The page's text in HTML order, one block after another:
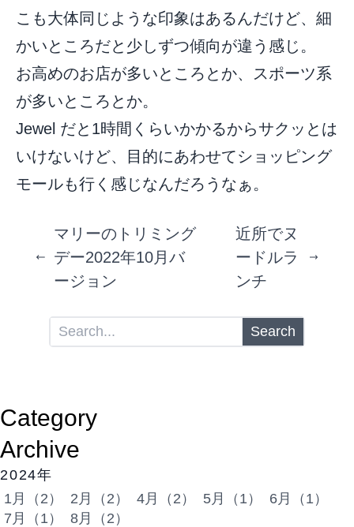
こも大体同じような印象はあるんだけど、細
かいところだと少しずつ傾向が違う感じ。
お高めのお店が多いところとか、スポーツ系
が多いところとか。
Jewel だと1時間くらいかかるからサクッとは
いけないけど、目的にあわせてショッピング
モールも行く感じなんだろうなぁ。
マリーのトリミング
デー2022年10月バ
ージョン
近所でヌ
ードルラ
ンチ
Search
Category
Archive
2024年
1月（2）
2月（2） 4月（2） 5月（1）
6月（1）
7月（1）
8月（2）